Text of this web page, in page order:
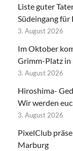
Liste guter
Südeingang für
3. August 2026
Im Oktober
Grimm-Platz in
3. August 2026
Hiroshima-
Wir werden
3. August 2026
PixelClub
Marburg